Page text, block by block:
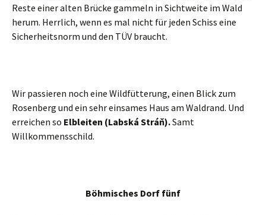
Reste einer alten Brücke gammeln in Sichtweite im Wald
herum. Herrlich, wenn es mal nicht für jeden Schiss eine
Sicherheitsnorm und den TÜV braucht.
Wir passieren noch eine Wildfütterung, einen Blick zum
Rosenberg und ein sehr einsames Haus am Waldrand. Und
erreichen so Elbleiten (Labská Stráň).Samt
Willkommensschild.
Böhmisches Dorf fünf